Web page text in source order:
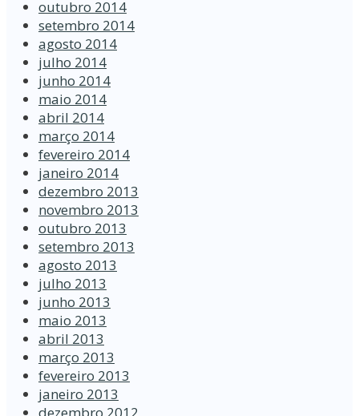
outubro 2014
setembro 2014
agosto 2014
julho 2014
junho 2014
maio 2014
abril 2014
março 2014
fevereiro 2014
janeiro 2014
dezembro 2013
novembro 2013
outubro 2013
setembro 2013
agosto 2013
julho 2013
junho 2013
maio 2013
abril 2013
março 2013
fevereiro 2013
janeiro 2013